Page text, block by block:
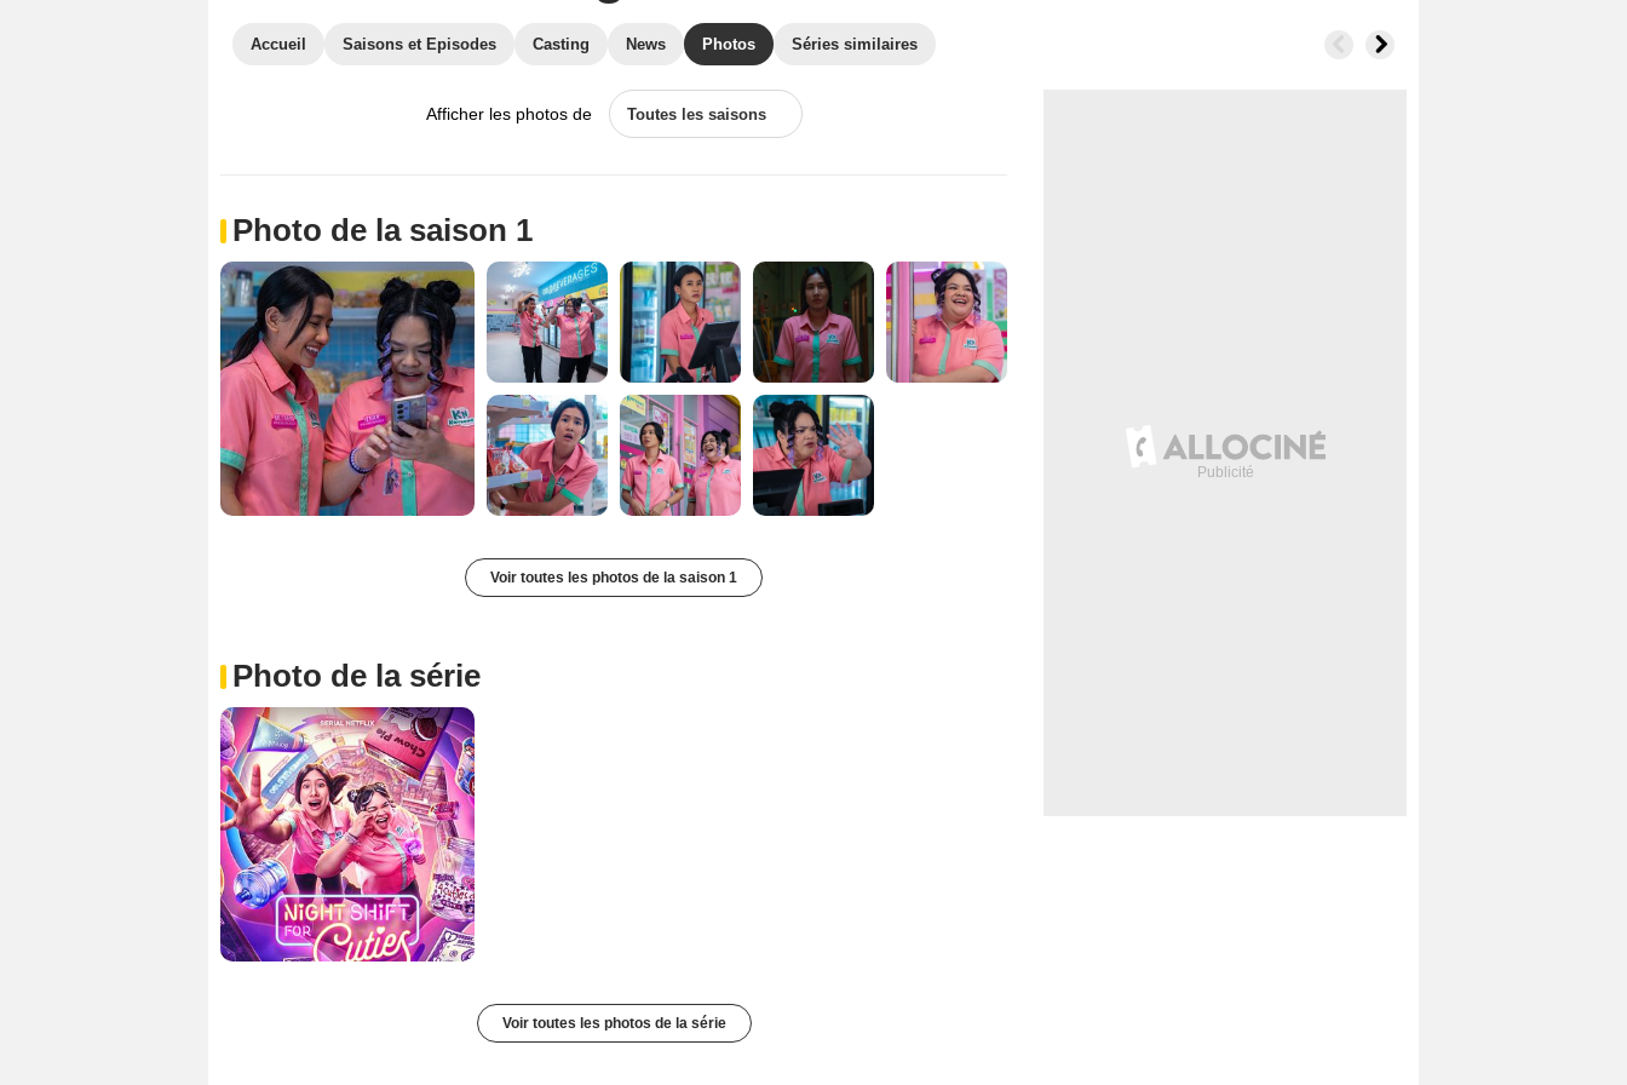
Accueil Saisons et Episodes Casting News Photos Séries similaires
Afficher les photos de Toutes les saisons
Photo de la saison 1
Voir toutes les photos de la saison 1
Photo de la série
Voir toutes les photos de la série